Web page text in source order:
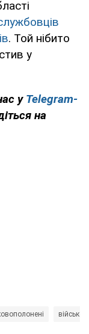
. Той нібито
у
у Telegram-
на
військові